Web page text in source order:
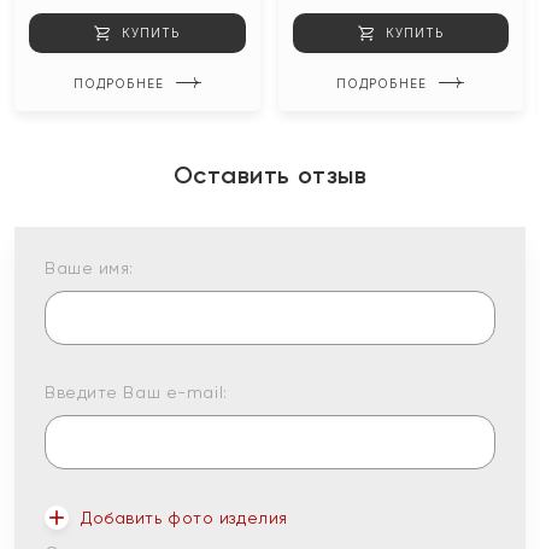
КУПИТЬ
ПОДРОБНЕЕ
КУПИТЬ
ПОДРОБНЕЕ
Оставить отзыв
Ваше имя:
Введите Ваш e-mail:
Добавить фото изделия